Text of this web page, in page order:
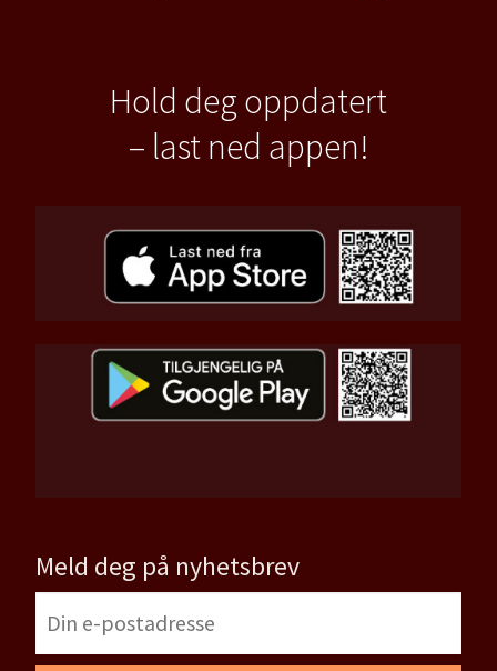
Hold deg oppdatert
– last ned appen!
Meld deg på nyhetsbrev